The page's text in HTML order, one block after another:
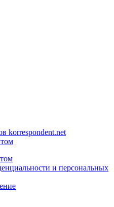
korrespondent.net
и персональных